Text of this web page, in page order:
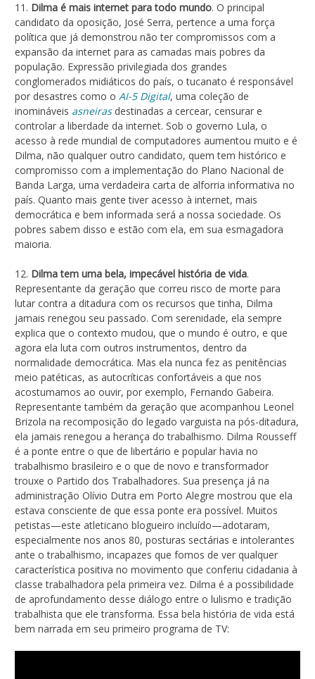
11. Dilma é mais internet para todo mundo. O principal
candidato da oposição, José Serra, pertence a uma força
política que já demonstrou não ter compromissos com a
expansão da internet para as camadas mais pobres da
população. Expressão privilegiada dos grandes
conglomerados midiáticos do país, o tucanato é responsável
por desastres como o AI-5 Digital, uma coleção de
inomináveis asneirasdestinadas a cercear, censurar e
controlar a liberdade da internet. Sob o governo Lula, o
acesso à rede mundial de computadores aumentou muito e é
Dilma, não qualquer outro candidato, quem tem histórico e
compromisso com a implementação do Plano Nacional de
Banda Larga, uma verdadeira carta de alforria informativa no
país. Quanto mais gente tiver acesso à internet, mais
democrática e bem informada será a nossa sociedade. Os
pobres sabem disso e estão com ela, em sua esmagadora
maioria.
12. Dilma tem uma bela, impecável história de vida.
Representante da geração que correu risco de morte para
lutar contra a ditadura com os recursos que tinha, Dilma
jamais renegou seu passado. Com serenidade, ela sempre
explica que o contexto mudou, que o mundo é outro, e que
agora ela luta com outros instrumentos, dentro da
normalidade democrática. Mas ela nunca fez as penitências
meio patéticas, as autocríticas confortáveis a que nos
acostumamos ao ouvir, por exemplo, Fernando Gabeira.
Representante também da geração que acompanhou Leonel
Brizola na recomposição do legado varguista na pós-ditadura,
ela jamais renegou a herança do trabalhismo. Dilma Rousseff
é a ponte entre o que de libertário e popular havia no
trabalhismo brasileiro e o que de novo e transformador
trouxe o Partido dos Trabalhadores. Sua presença já na
administração Olívio Dutra em Porto Alegre mostrou que ela
estava consciente de que essa ponte era possível. Muitos
petistas—este atleticano blogueiro incluído—adotaram,
especialmente nos anos 80, posturas sectárias e intolerantes
ante o trabalhismo, incapazes que fomos de ver qualquer
característica positiva no movimento que conferiu cidadania à
classe trabalhadora pela primeira vez. Dilma é a possibilidade
de aprofundamento desse diálogo entre o lulismo e tradição
trabalhista que ele transforma. Essa bela história de vida está
bem narrada em seu primeiro programa de TV: